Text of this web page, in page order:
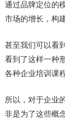
通过品牌定位的
市场的增长，构
甚至我们可以看
看到了这样一种
各种企业培训课
所以，对于企业
非是为了这些概